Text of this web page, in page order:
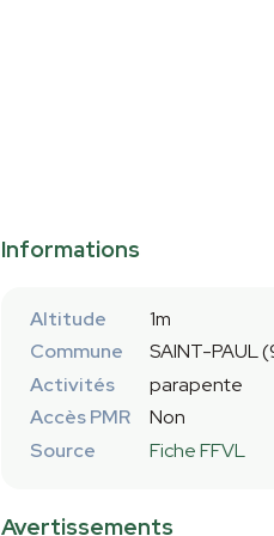
Informations
Altitude
1m
Commune
SAINT-PAUL
Activités
parapente
Accès PMR
Non
Source
Fiche FFVL
Avertissements